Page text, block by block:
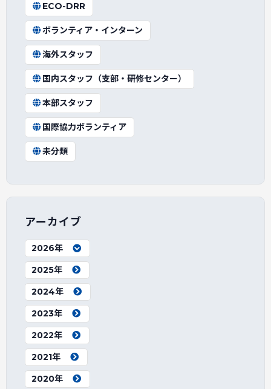
ECO-DRR
ボランティア・インターン
海外スタッフ
国内スタッフ（支部・研修センター）
本部スタッフ
国際協力ボランティア
未分類
アーカイブ
2026年
2025年
2024年
2023年
2022年
2021年
2020年